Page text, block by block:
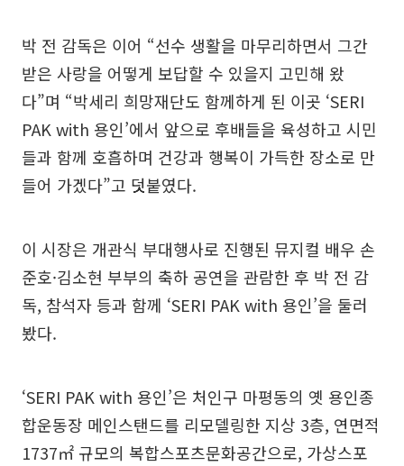
박 전 감독은 이어 “선수 생활을 마무리하면서 그간
받은 사랑을 어떻게 보답할 수 있을지 고민해 왔
다”며 “박세리 희망재단도 함께하게 된 이곳 ‘SERI
PAK with 용인’에서 앞으로 후배들을 육성하고 시민
들과 함께 호흡하며 건강과 행복이 가득한 장소로 만
들어 가겠다”고 덧붙였다.
이 시장은 개관식 부대행사로 진행된 뮤지컬 배우 손
준호·김소현 부부의 축하 공연을 관람한 후 박 전 감
독, 참석자 등과 함께 ‘SERI PAK with 용인’을 둘러
봤다.
‘SERI PAK with 용인’은 처인구 마평동의 옛 용인종
합운동장 메인스탠드를 리모델링한 지상 3층, 연면적
1737㎡ 규모의 복합스포츠문화공간으로, 가상스포